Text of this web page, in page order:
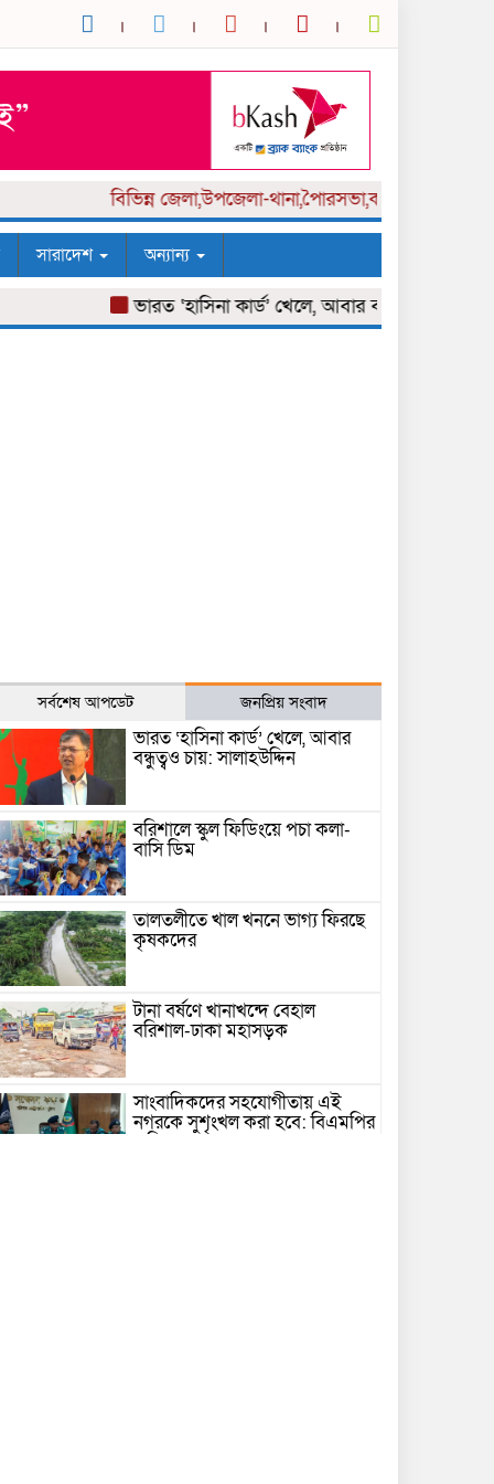
বিভিন্নজেলা,উপজেলা-থানা,পৈারসভা,কলেজ পর্যায়
সারাদেশ অন্যান্য
ভারত ‘হাসিনা কার্ড’ খেলে, আবার বন্ধুত্বও চায়:
সর্বশেষ আপডেট জনপ্রিয় সংবাদ
ভারত ‘হাসিনা কার্ড’ খেলে, আবার
বন্ধুত্বও চায়: সালাহউদ্দিন
বরিশালে স্কুল ফিডিংয়ে পচা কলা-
বাসি ডিম
তালতলীতে খাল খননে ভাগ্য ফিরছে
কৃষকদের
টানা বর্ষণে খানাখন্দে বেহাল
বরিশাল-ঢাকা মহাসড়ক
সাংবাদিকদের সহযোগীতায় এই
নগরকে সুশৃংখল করা হবে: বিএমপির
কমিশনার